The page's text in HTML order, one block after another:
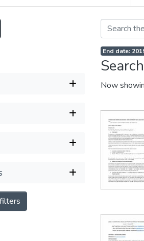
End date:
Now